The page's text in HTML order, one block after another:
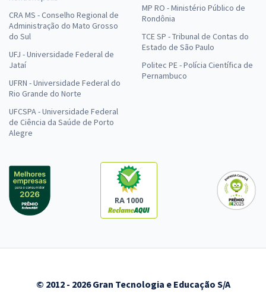
CRA MS - Conselho Regional de
Administração do Mato Grosso
do Sul
UFJ - Universidade Federal de
Jataí
UFRN - Universidade Federal do
Rio Grande do Norte
UFCSPA - Universidade Federal
de Ciência da Saúde de Porto
Alegre
MP RO - Ministério Público de
Rondônia
TCE SP - Tribunal de Contas do
Estado de São Paulo
Politec PE - Polícia Científica de
Pernambuco
RA 1000
© 2012 - 2026 Gran Tecnologia e Educação S/A